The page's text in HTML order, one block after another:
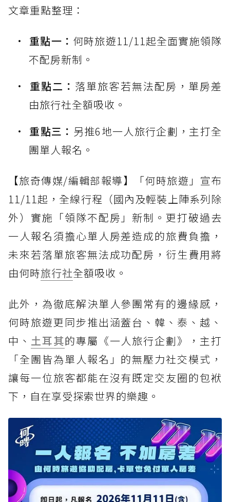
文章重點整理：
重點一： 何時旅遊11/11起全面實施領隊
不配房新制。
重點二： 落單旅客若無法配房，單房差
由旅行社全額吸收。
重點三： 另推6地一人旅行企劃，主打全
團單人報名。
【旅奇傳媒/編輯部報導】「何時旅遊」宣布
11/11起，全線行程（國內及輕裝上陣系列除
外）實施「領隊不配房」新制。更打破過去
一人報名須擔心單人房差造成的旅費負擔，
未來若落單旅客無法成功配房，衍生費用將
由何時旅行社全額吸收。
此外，為徹底解決單人參團常有的邊緣感，
何時旅遊更同步推出涵蓋台、韓、泰、越、
中、 土耳其的專屬《一人旅行企劃》，主打
「全團皆為單人報名」的無壓力社交模式，
讓每一位旅客都能在沒有既定交友圈的包袱
下，自在享受探索世界的樂趣。